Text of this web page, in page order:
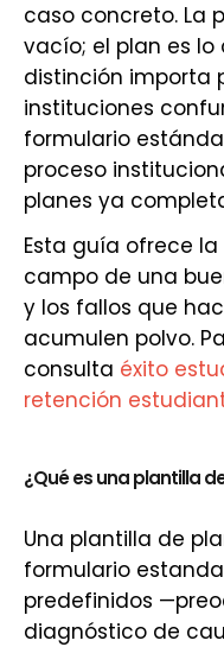
caso concreto. La
vacío; el plan es lo
distinción importa
instituciones
formulario
proceso
planes ya
Esta guía ofrece
campo de una
y los fallos que
acumulen polvo.
consulta éxito
retención
¿Qué es una plantilla
Una plantilla de
formulario
predefinidos
diagnóstico de